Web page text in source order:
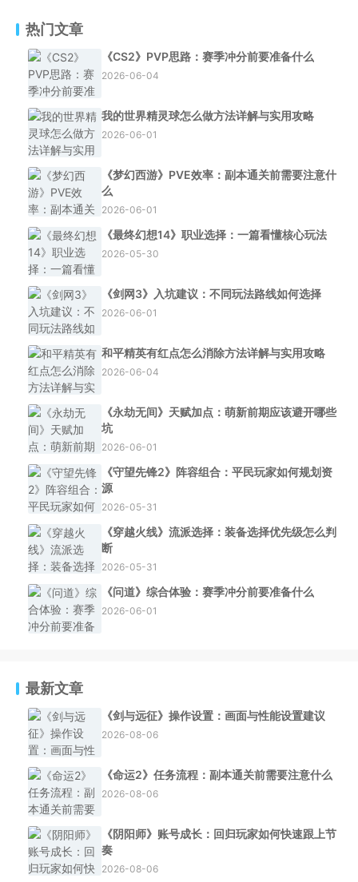
热门文章
《CS2》PVP思路：赛季冲分前要准备什么
2026-06-04
我的世界精灵球怎么做方法详解与实用攻略
2026-06-01
《梦幻西游》PVE效率：副本通关前需要注意什
么
2026-06-01
《最终幻想14》职业选择：一篇看懂核心玩法
2026-05-30
《剑网3》入坑建议：不同玩法路线如何选择
2026-06-01
和平精英有红点怎么消除方法详解与实用攻略
2026-06-04
《永劫无间》天赋加点：萌新前期应该避开哪些
坑
2026-06-01
《守望先锋2》阵容组合：平民玩家如何规划资
源
2026-05-31
《穿越火线》流派选择：装备选择优先级怎么判
断
2026-05-31
《问道》综合体验：赛季冲分前要准备什么
2026-06-01
最新文章
《剑与远征》操作设置：画面与性能设置建议
2026-08-06
《命运2》任务流程：副本通关前需要注意什么
2026-08-06
《阴阳师》账号成长：回归玩家如何快速跟上节
奏
2026-08-06